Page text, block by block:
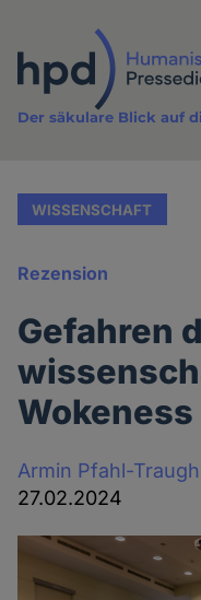
Inhalt
Der säkulare Blick auf
WISSENSCHAFT
Rezension
Gefahren
Wokeness
Armin Pfahl-
27.02.2024